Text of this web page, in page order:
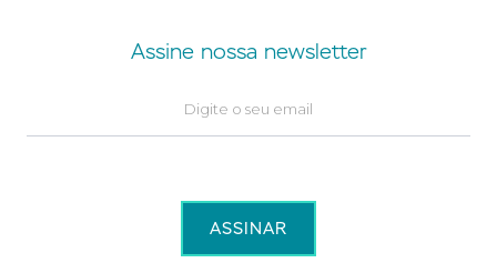
Assine nossa newsletter